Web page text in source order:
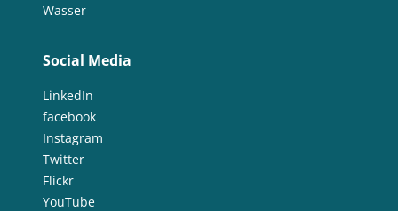
Wasser
Social Media
LinkedIn
facebook
Instagram
Twitter
Flickr
YouTube